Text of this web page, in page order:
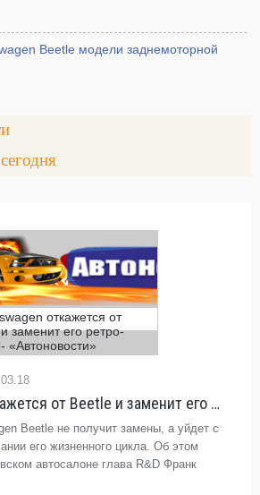
Beetle модели заднемоторной
Volkswagen откажется от Beetle и заменит его ретро-бусом - «Автоновости»
Beetle не получит замены, а уйдет с
его жизненного цикла. Об этом
автосалоне глава R&D Франк
судьба ретро-автомобиля ...